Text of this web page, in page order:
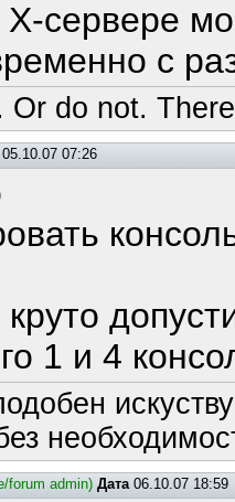
сервере
с
Or do not.
07:26
круто
1 и 4
forum admin) Дата06.10.07 18:59